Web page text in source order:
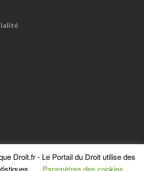
Droit.fr - Le Portail du Droit utilise des
Paramètres des cookies